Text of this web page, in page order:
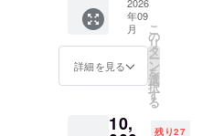
こと、
予めご
了承く
ださ
い。
ゴール
ポスト
カバー
株式会
社豊田
スタジ
バック
がござ
いま
す。予
めご了
承くだ
さい。
※ベンチ
のの所
予定
④HP内
特設
ページ
へのデ
ジタル
じ内容
ことが
ござい
ます。
③HP内
特設
ページ
芳名
ポーツ
パーク
ティ
ガーデ
ポー
時、必
ず備考
欄に希
るHPへ
の御芳
ご記入
す。
②HP内
特設
へのデ
ジタル
じもの
入くだ
さい。
このリ
ターン
は≪全
パーク
ます。
☆支援
時、必
ず備考
欄に希
名のお
で、た
だただ
応援し
たい！
という
方の
謝の気
2026
年09
月
詳細を見る
こ
の
リ
タ
ー
ン
を
選
択
す
る
10, 残り27